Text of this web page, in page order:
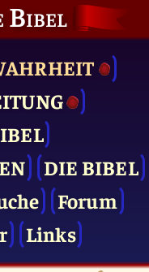
Bibel
DIE BIBEL
Forum
Links